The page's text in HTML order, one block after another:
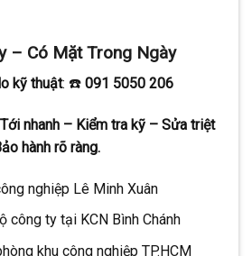
– Có Mặt Trong Ngày
kỹ thuật: ☎️ 091 5050 206
Tới nhanh – Kiểm tra kỹ – Sửa triệt
hành rõ ràng.
nghiệp Lê Minh Xuân
công ty tại KCN Bình Chánh
khu công nghiệp TP.HCM